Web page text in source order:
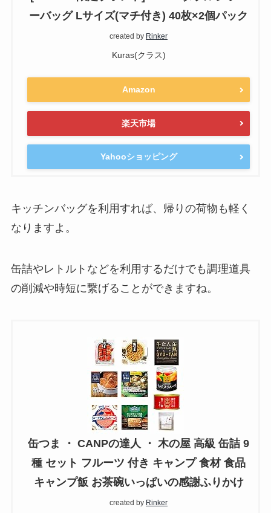
ーバッグ Lサイズ(マチ付き) 40枚×2個パック
created by Rinker
Kuras(クラス)
Amazon
楽天市場
Yahooショッピング
キッチンバッグを利用すれば、帰りの荷物も軽く
なりますよ。
缶詰やレトルトなどを利用するだけでも調理道具
の削減や時短に繋げることができますね。
缶つま ・ CANPの達人 ・ 木の屋 高級 缶詰 9
種 セット フルーツ 付き キャンプ 食材 食品
キャンプ飯 お茶碗いっぱいの感謝ふりかけ
created by Rinker